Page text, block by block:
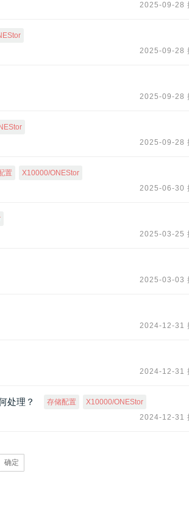
2025-09-28
2025-09-28
2025-09-28
2025-09-28
置 X10000/ONEStor
2025-06-30
2025-03-25
2025-03-03
2024-12-31
2024-12-31
处理？ 存储配置 X10000/ONEStor
2024-12-31